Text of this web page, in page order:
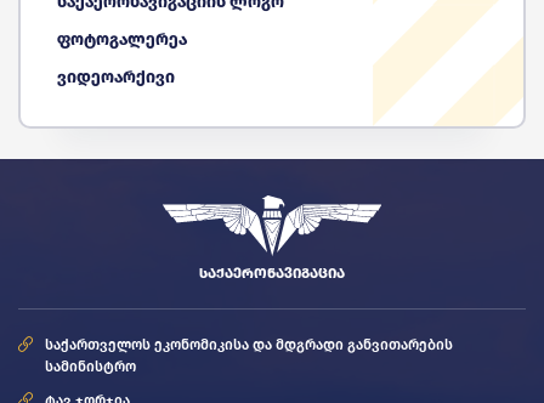
ფოტოგალერეა
ვიდეოარქივი
ᲡᲐᲥᲐᲔᲠᲝᲜᲐᲕᲘᲒᲐᲪᲘᲐ
საქართველოს ეკონომიკისა და მდგრადი განვითარების
სამინისტრო